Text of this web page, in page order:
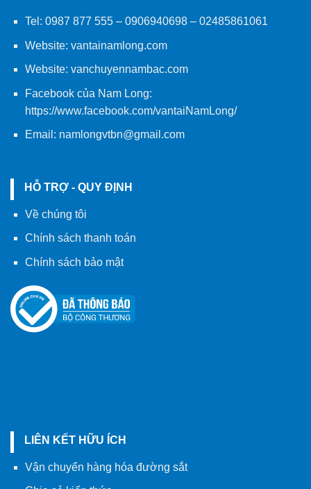
Tel: 0987 877 555– 0906940698– 02485861061
Website: vantainamlong.com
Website: vanchuyennambac.com
Facebook của Nam Long:
https://www.facebook.com/vantaiNamLong/
Email: namlongvtbn@gmail.com
HỖ TRỢ - QUY ĐỊNH
Về chúng tôi
Chính sách thanh toán
Chính sách bảo mật
LIÊN KẾT HỮU ÍCH
Vận chuyển hàng hóa đường sắt